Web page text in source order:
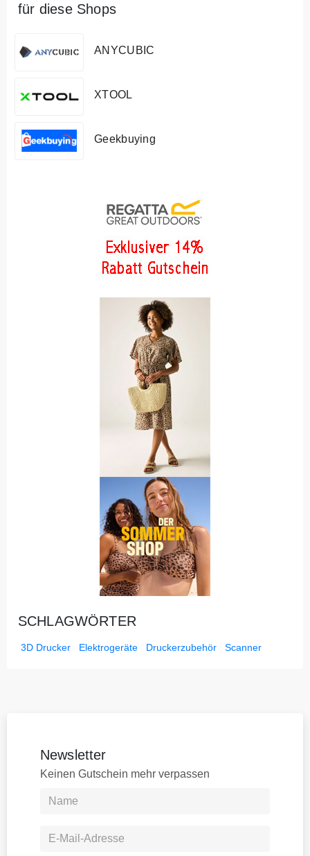
für diese Shops
ANYCUBIC
XTOOL
Geekbuying
SCHLAGWÖRTER
3D Drucker Elektrogeräte Druckerzubehör Scanner
Newsletter
Keinen Gutschein mehr verpassen